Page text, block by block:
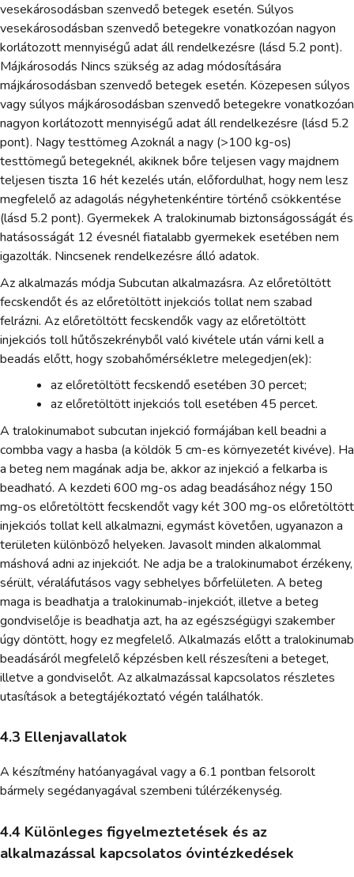
vesekárosodásban szenvedő betegek esetén. Súlyos
vesekárosodásban szenvedő betegekre vonatkozóan nagyon
korlátozott mennyiségű adat áll rendelkezésre (lásd 5.2 pont).
Májkárosodás Nincs szükség az adag módosítására
májkárosodásban szenvedő betegek esetén. Közepesen súlyos
vagy súlyos májkárosodásban szenvedő betegekre vonatkozóan
nagyon korlátozott mennyiségű adat áll rendelkezésre (lásd 5.2
pont). Nagy testtömeg Azoknál a nagy (>100 kg-os)
testtömegű betegeknél, akiknek bőre teljesen vagy majdnem
teljesen tiszta 16 hét kezelés után, előfordulhat, hogy nem lesz
megfelelő az adagolás négyhetenkéntire történő csökkentése
(lásd 5.2 pont). Gyermekek A tralokinumab biztonságosságát és
hatásosságát 12 évesnél fiatalabb gyermekek esetében nem
igazolták. Nincsenek rendelkezésre álló adatok.
Az alkalmazás módja Subcutan alkalmazásra. Az előretöltött
fecskendőt és az előretöltött injekciós tollat nem szabad
felrázni. Az előretöltött fecskendők vagy az előretöltött
injekciós toll hűtőszekrényből való kivétele után várni kell a
beadás előtt, hogy szobahőmérsékletre melegedjen(ek):
az előretöltött fecskendő esetében 30 percet;
az előretöltött injekciós toll esetében 45 percet.
A tralokinumabot subcutan injekció formájában kell beadni a
combba vagy a hasba (a köldök 5 cm-es környezetét kivéve). Ha
a beteg nem magának adja be, akkor az injekció a felkarba is
beadható. A kezdeti 600 mg-os adag beadásához négy 150
mg-os előretöltött fecskendőt vagy két 300 mg-os előretöltött
injekciós tollat kell alkalmazni, egymást követően, ugyanazon a
területen különböző helyeken. Javasolt minden alkalommal
máshová adni az injekciót. Ne adja be a tralokinumabot érzékeny,
sérült, véraláfutásos vagy sebhelyes bőrfelületen. A beteg
maga is beadhatja a tralokinumab-injekciót, illetve a beteg
gondviselője is beadhatja azt, ha az egészségügyi szakember
úgy döntött, hogy ez megfelelő. Alkalmazás előtt a tralokinumab
beadásáról megfelelő képzésben kell részesíteni a beteget,
illetve a gondviselőt. Az alkalmazással kapcsolatos részletes
utasítások a betegtájékoztató végén találhatók.
4.3 Ellenjavallatok
A készítmény hatóanyagával vagy a 6.1 pontban felsorolt
bármely segédanyagával szembeni túlérzékenység.
4.4 Különleges figyelmeztetések és az
alkalmazással kapcsolatos óvintézkedések